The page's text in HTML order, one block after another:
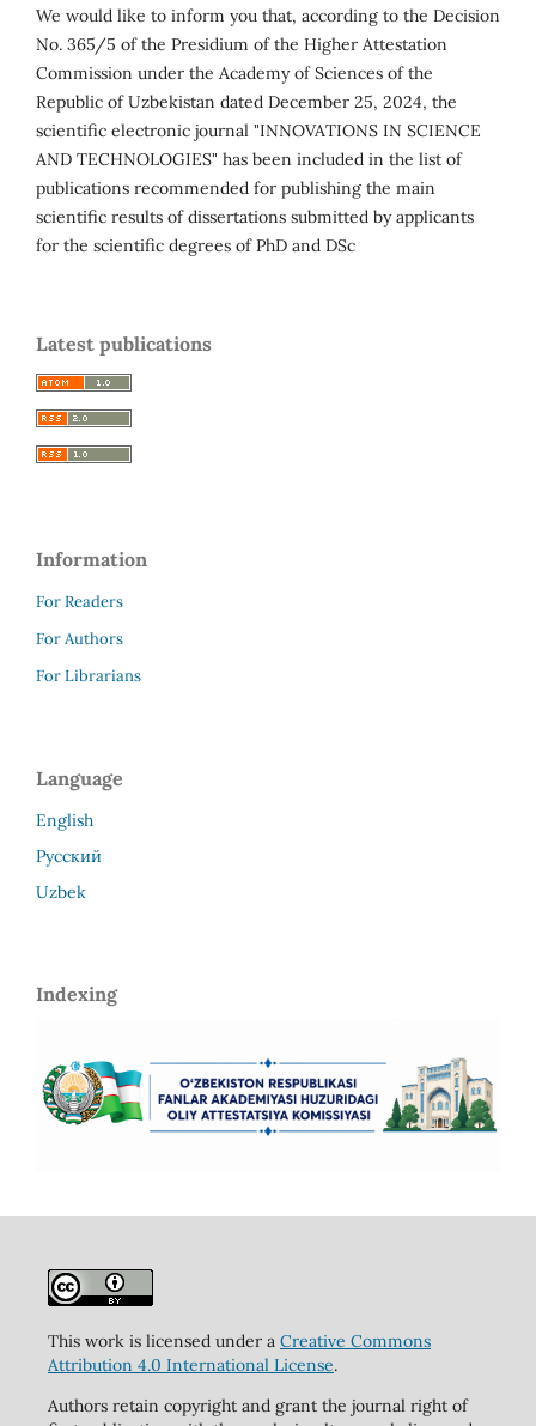
We would like to inform you that, according to the Decision
No. 365/5 of the Presidium of the Higher Attestation
Commission under the Academy of Sciences of the
Republic of Uzbekistan dated December 25, 2024, the
scientific electronic journal "INNOVATIONS IN SCIENCE
AND TECHNOLOGIES" has been included in the list of
publications recommended for publishing the main
scientific results of dissertations submitted by applicants
for the scientific degrees of PhD and DSc
Latest publications
Information
For Readers
For Authors
For Librarians
Language
English
Русский
Uzbek
Indexing
This work is licensed under a Creative Commons
Attribution 4.0 International License.
Authors retain copyright and grant the journal right of